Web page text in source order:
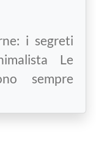
i segreti
Le
sempre